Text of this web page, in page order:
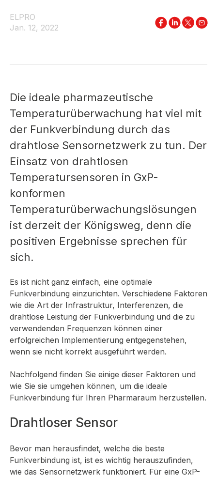
ELPRO
Jan. 12, 2022
Die ideale pharmazeutische
Temperaturüberwachung hat viel mit
der Funkverbindung durch das
drahtlose Sensornetzwerk zu tun. Der
Einsatz von drahtlosen
Temperatursensoren in GxP-
konformen
Temperaturüberwachungslösungen
ist derzeit der Königsweg, denn die
positiven Ergebnisse sprechen für
sich.
Es ist nicht ganz einfach, eine optimale
Funkverbindung einzurichten. Verschiedene Faktoren
wie die Art der Infrastruktur, Interferenzen, die
drahtlose Leistung der Funkverbindung und die zu
verwendenden Frequenzen können einer
erfolgreichen Implementierung entgegenstehen,
wenn sie nicht korrekt ausgeführt werden.
Nachfolgend finden Sie einige dieser Faktoren und
wie Sie sie umgehen können, um die ideale
Funkverbindung für Ihren Pharmaraum herzustellen.
Drahtloser Sensor
Bevor man herausfindet, welche die beste
Funkverbindung ist, ist es wichtig herauszufinden,
wie das Sensornetzwerk funktioniert. Für eine GxP-